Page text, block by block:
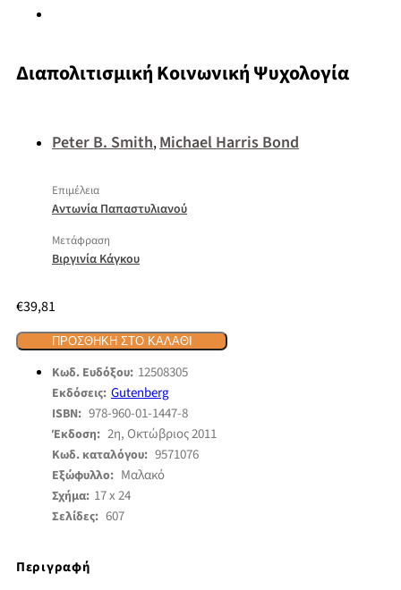
Διαπολιτισμική Κοινωνική Ψυχολογία
Peter B. Smith,Michael Harris Bond
Επιμέλεια
Αντωνία Παπαστυλιανού
Μετάφραση
Βιργινία Κάγκου
€39,81
ΠΡΟΣΘΉΚΗ ΣΤΟ ΚΑΛΆΘΙ
Κωδ. Ευδόξου: 12508305
Εκδόσεις: Gutenberg
ISBN: 978-960-01-1447-8
Έκδοση: 2η, Οκτώβριος 2011
Κωδ. καταλόγου: 9571076
Εξώφυλλο: Μαλακό
Σχήμα: 17 x 24
Σελίδες: 607
Περιγραφή